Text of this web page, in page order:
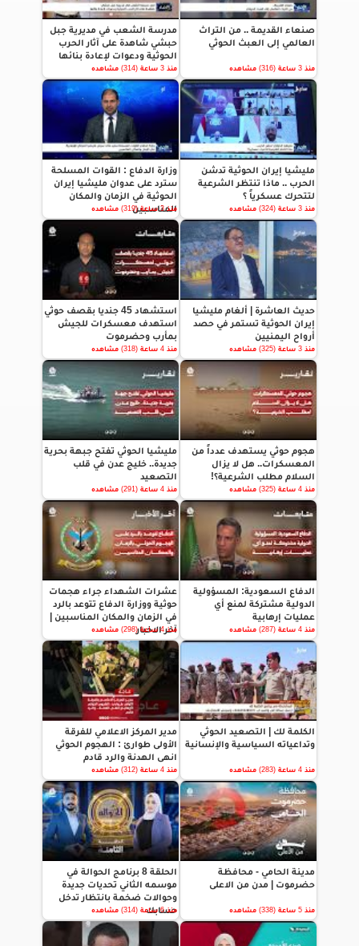
صنعاء القديمة .. من التراث
العالمي إلى العبث الحوثي
منذ 3 ساعة (316) مشاهده
مدرسة الشعب في مديرية جبل
حبشي شاهدة على آثار الحرب
الحوثية ودعوات لإعادة بنائها
منذ 3 ساعة (314) مشاهده
مليشيا إيران الحوثية تدشن
الحرب .. ماذا تنتظر الشرعية
لتتحرك عسكرياً ؟
منذ 3 ساعة (324) مشاهده
وزارة الدفاع : القوات المسلحة
سترد على عدوان مليشيا إيران
الحوثية في الزمان والمكان
المناسبين
منذ 3 ساعة (319) مشاهده
حديث العاشرة | ألغام مليشيا
إيران الحوثية تستمر في حصد
أرواح اليمنيين
منذ 3 ساعة (325) مشاهده
استشهاد 45 جنديا بقصف حوثي
استهدف معسكرات للجيش
بمأرب وحضرموت
منذ 4 ساعة (318) مشاهده
هجوم حوثي يستهدف عدداً من
المعسكرات.. هل لا يزال
السلام مطلب الشرعية؟!
منذ 4 ساعة (325) مشاهده
مليشيا الحوثي تفتح جبهة بحرية
جديدة.. خليج عدن في قلب
التصعيد
منذ 4 ساعة (291) مشاهده
الدفاع السعودية: المسؤولية
الدولية مشتركة لمنع أي
عمليات إرهابية
منذ 4 ساعة (287) مشاهده
عشرات الشهداء جراء هجمات
حوثية ووزارة الدفاع تتوعد بالرد
في الزمان والمكان المناسبين |
آخر الاخبار
منذ 4 ساعة (298) مشاهده
الكلمة لك | التصعيد الحوثي
وتداعياته السياسية والإنسانية
منذ 4 ساعة (283) مشاهده
مدير المركز الاعلامي للفرقة
الأولى طوارئ : الهجوم الحوثي
انهى الهدنة والرد قادم
منذ 4 ساعة (312) مشاهده
مدينة الحامي - محافظة
حضرموت | مدن من الاعلى
منذ 5 ساعة (338) مشاهده
الحلقة 8 برنامج الحوالة في
موسمه الثاني تحديات جديدة
وحوالات ضخمة بانتظار تدخل
حسابك
منذ 6 ساعة (314) مشاهده